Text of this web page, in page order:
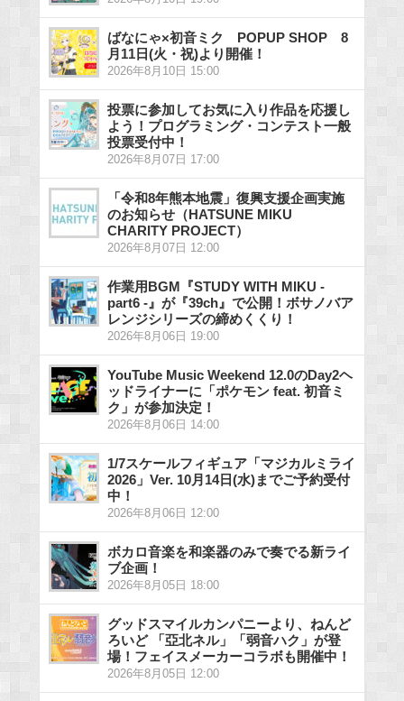
ばなにゃ×初音ミク POPUP SHOP 8
月11日(火・祝)より開催！
2026年8月10日 15:00
投票に参加してお気に入り作品を応援し
よう！プログラミング・コンテスト一般
投票受付中！
2026年8月07日 17:00
「令和8年熊本地震」復興支援企画実施
のお知らせ（HATSUNE MIKU
CHARITY PROJECT）
2026年8月07日 12:00
作業用BGM『STUDY WITH MIKU -
part6 -』が『39ch』で公開！ボサノバア
レンジシリーズの締めくくり！
2026年8月06日 19:00
YouTube Music Weekend 12.0のDay2ヘ
ッドライナーに「ポケモン feat. 初音ミ
ク」が参加決定！
2026年8月06日 14:00
1/7スケールフィギュア「マジカルミライ
2026」Ver. 10月14日(水)までご予約受付
中！
2026年8月06日 12:00
ボカロ音楽を和楽器のみで奏でる新ライ
ブ企画！
2026年8月05日 18:00
グッドスマイルカンパニーより、ねんど
ろいど 「亞北ネル」「弱音ハク」が登
場！フェイスメーカーコラボも開催中！
2026年8月05日 12:00